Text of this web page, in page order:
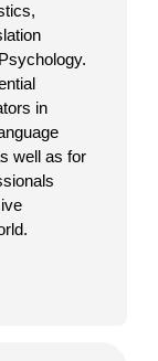
in
well as for